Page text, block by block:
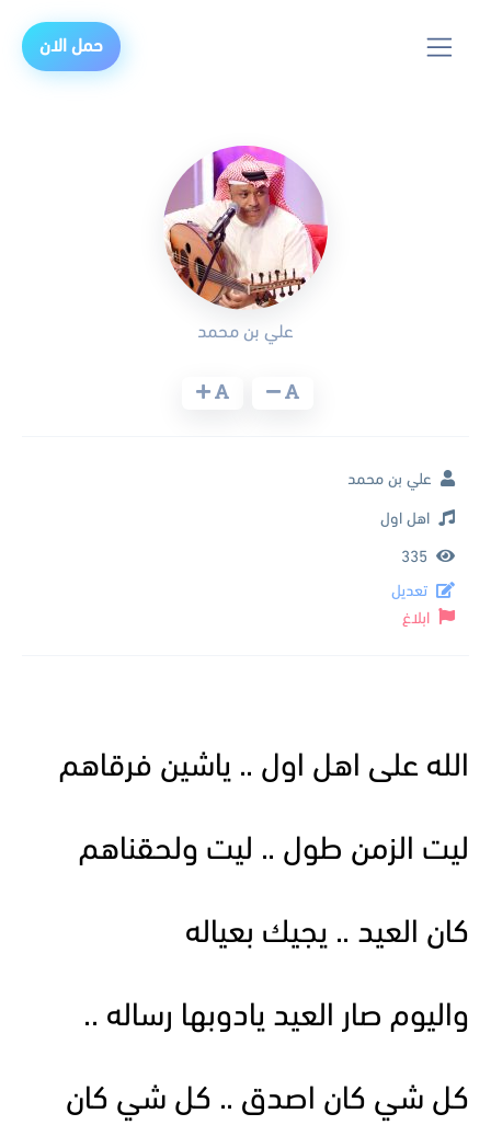
حمل الان
الله على اهل اول .. ياشين فرقاهم
ليت الزمن طول .. ليت ولحقناهم
كان العيد .. يجيك بعياله
واليوم صار العيد يادوبها رساله ..
كل شي كان اصدق .. كل شي كان
علي بن محمد
علي بن محمد
اهل اول
335
تعديل
ابلاغ